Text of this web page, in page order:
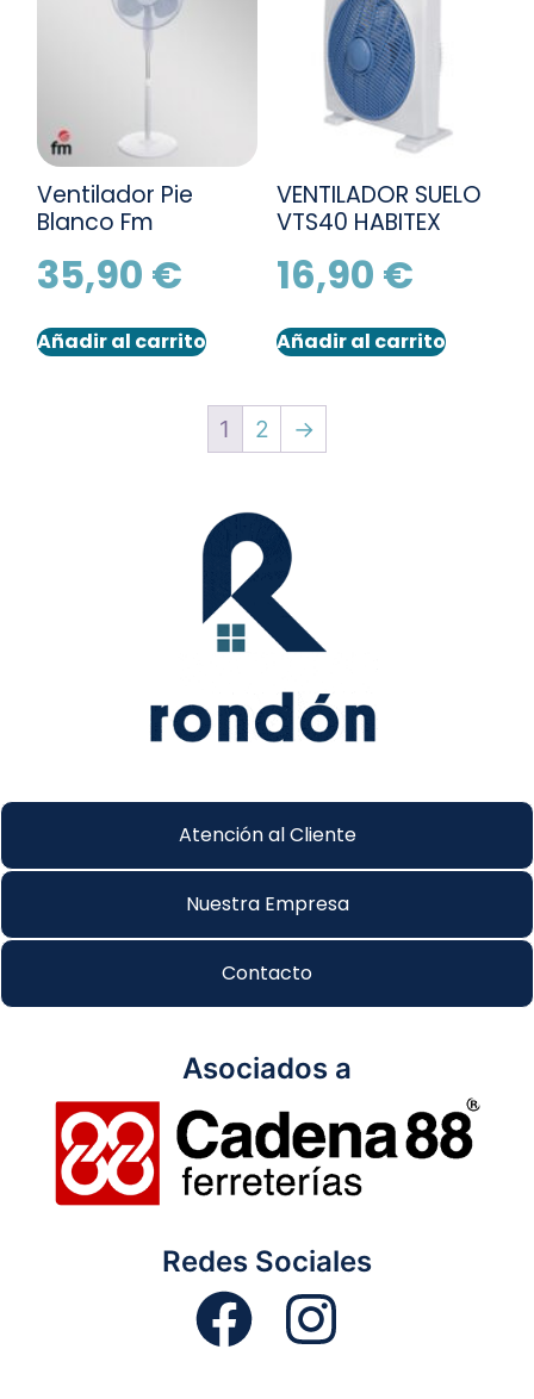
Ventilador Pie
Blanco Fm
35,90 €
Añadir al carrito
VENTILADOR SUELO
VTS40 HABITEX
16,90 €
Añadir al carrito
1 2 →
Atención al Cliente
Nuestra Empresa
Contacto
Asociados a
Redes Sociales